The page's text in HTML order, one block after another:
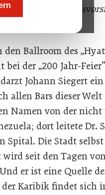
den Ballroom des
bei der „200 Jahr-
Johann Siegert
allen Bars dieser
Namen von der
dort leitete Dr.
Spital. Die Stadt
wird seit den Tagen
er ist eine Quelle
Karibik findet sich